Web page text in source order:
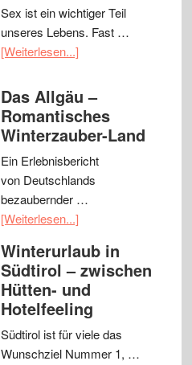
Sex ist ein wichtiger Teil
unseres Lebens. Fast …
[Weiterlesen...]
Das Allgäu –
Romantisches
Winterzauber-Land
Ein Erlebnisbericht
von Deutschlands
bezaubernder …
[Weiterlesen...]
Winterurlaub in
Südtirol – zwischen
Hütten- und
Hotelfeeling
Südtirol ist für viele das
Wunschziel Nummer 1, …